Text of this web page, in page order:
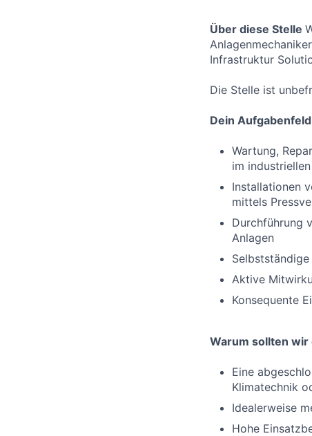
Über diese Stelle
Infrastruktur
Die Stelle ist
Dein Aufgabenfeld
Wartung,
im
Installationen
mittels
Durchführung
Anlagen
Aktive
Konsequente
Warum sollten wir
Eine
Klimatechnik
Idealerweise
Hohe